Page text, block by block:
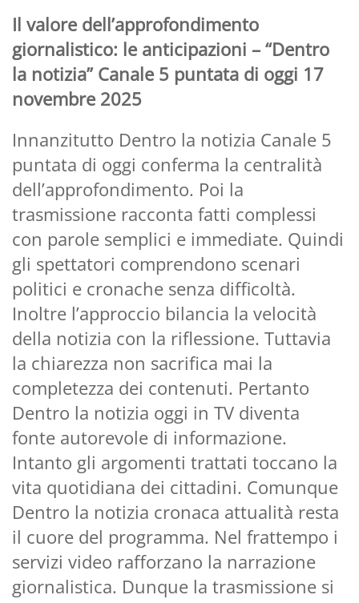
Il valore dell’approfondimento
giornalistico: le anticipazioni – “Dentro
la notizia” Canale 5 puntata di oggi 17
novembre 2025
Innanzitutto Dentro la notizia Canale 5
puntata di oggi conferma la centralità
dell’approfondimento. Poi la
trasmissione racconta fatti complessi
con parole semplici e immediate. Quindi
gli spettatori comprendono scenari
politici e cronache senza difficoltà.
Inoltre l’approccio bilancia la velocità
della notizia con la riflessione. Tuttavia
la chiarezza non sacrifica mai la
completezza dei contenuti. Pertanto
Dentro la notizia oggi in TV diventa
fonte autorevole di informazione.
Intanto gli argomenti trattati toccano la
vita quotidiana dei cittadini. Comunque
Dentro la notizia cronaca attualità resta
il cuore del programma. Nel frattempo i
servizi video rafforzano la narrazione
giornalistica. Dunque la trasmissione si